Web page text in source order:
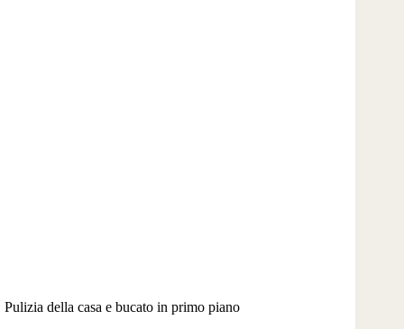
Pulizia della casa e bucato in primo piano